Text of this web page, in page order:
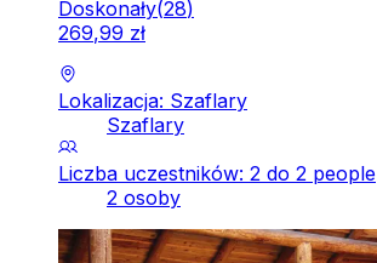
Doskonały(28)
269,99 zł
Lokalizacja: Szaflary
Szaflary
Liczba uczestników: 2 do 2 people
2 osoby